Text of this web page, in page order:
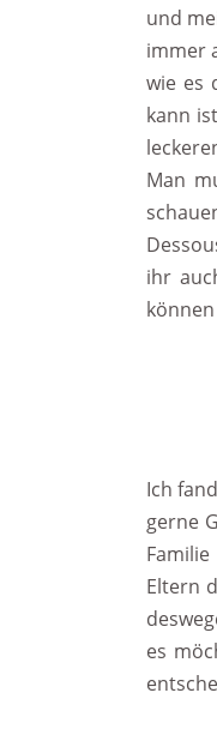
und
immer
wie es
kann
Man
ihr
Ich
gerne
Eltern
es